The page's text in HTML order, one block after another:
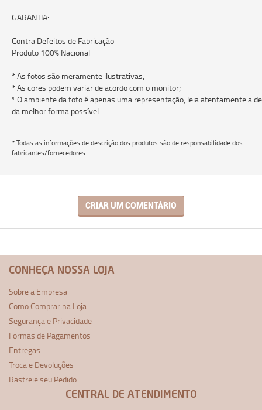
GARANTIA:
Contra Defeitos de Fabricação
Produto 100% Nacional
* As fotos são meramente ilustrativas;
* As cores podem variar de acordo com o monitor;
* O ambiente da foto é apenas uma representação, leia atentamente a
da melhor forma possível.
* Todas as informações de descrição dos produtos são de responsabilidade dos
fabricantes/fornecedores.
CRIAR UM COMENTÁRIO
CONHEÇA NOSSA LOJA
Sobre a Empresa
Como Comprar na Loja
Segurança e Privacidade
Formas de Pagamentos
Entregas
Troca e Devoluções
Rastreie seu Pedido
CENTRAL DE ATENDIMENTO